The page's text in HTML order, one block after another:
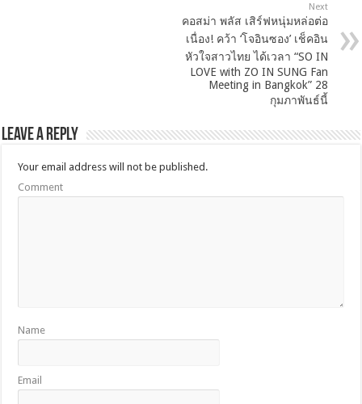
Next
คอสม่า พลัส เสิร์ฟหนุ่มหล่อต่อ
เนื่อง! คว้า ‘โจอินซอง’ เช็คอิน
หัวใจสาวไทย ได้เวลา “SO IN
LOVE with ZO IN SUNG Fan
Meeting in Bangkok” 28
กุมภาพันธ์นี้
Leave a Reply
Your email address will not be published.
Comment
Name
Email